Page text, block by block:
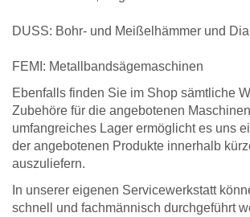
DUSS: Bohr- und Meißelhämmer und
FEMI : Metallbandsägemaschinen
Ebenfalls finden Sie im Shop sämtliche
Zubehöre für die angebotenen
umfangreiches Lager ermöglicht es uns
der angebotenen Produkte innerhalb
auszuliefern.
In unserer eigenen Servicewerkstatt
schnell und fachmännisch durchgeführt